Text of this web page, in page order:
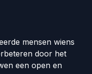
mensen wiens
door het
een open en